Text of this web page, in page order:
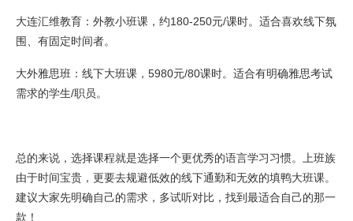
大连汇维教育：外教小班课，约180-250元/课时。适合喜欢线下氛
围、有固定时间者。
大外雅思班：线下大班课，5980元/80课时。适合有明确雅思考试
需求的学生/职员。
总的来说，选择课程就是选择一个更优秀的语言学习习惯。上班族
由于时间宝贵，更要去规避低效的线下通勤和无效的填鸭大班课。
建议大家先明确自己的需求，多试听对比，找到最适合自己的那一
款！